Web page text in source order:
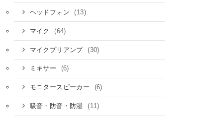
ヘッドフォン (13)
マイク (64)
マイクプリアンプ (30)
ミキサー (6)
モニタースピーカー (6)
吸音・防音・防湿 (11)